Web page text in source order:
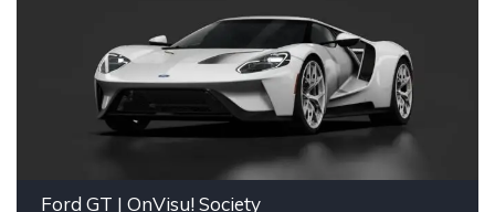
Ford GT | OnVisu! Society